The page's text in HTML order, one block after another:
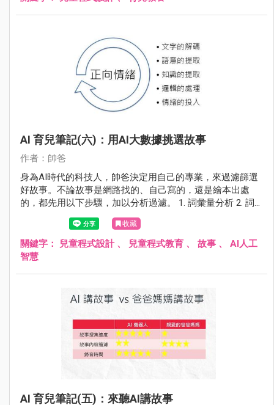
AI 育兒筆記(六)：用AI大數據挑選故事
作者：帥爸
身為AI時代的科技人，帥爸決定用自己的專業，來過濾篩選
好故事。不論故事是網路找的、自己寫的，還是繪本出處
的，都先用以下步驟，加以分析過濾。 1. 詞彙量分析 2. 詞
性分析 3. 句法分析 4. 情緒分析
收藏
關鍵字： 兒童程式設計、 兒童程式教育 、 故事 、 AI人工
智慧
AI 育兒筆記(五)：來聽AI講故事